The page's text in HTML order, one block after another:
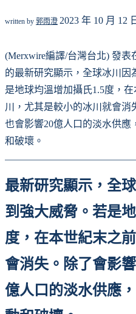
written by 郭雨澄 2023 年 10 月 12
(Merxwire編譯/台灣台北) 發表
的最新研究顯示，全球冰川
是地球均溫增加攝氏1.5度，
川，尤其是較小的冰川就會消
也會影響20億人口的淡水供
和破壞。
最新研究顯示，全
到強大威脅。若是
度，在本世紀末之
會消失。除了會影
億人口的淡水供應